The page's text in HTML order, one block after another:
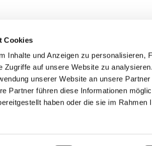
Cookies
Inhalte und Anzeigen zu personalisieren,
Zugriffe auf unsere Website zu
unserer Website an unsere
Partner führen diese Informationen
haben oder die sie im Rahmen
Impressum Datenschutzerklärung